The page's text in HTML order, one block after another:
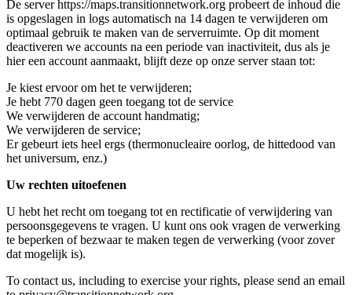
De server https://maps.transitionnetwork.org probeert de inhoud die
is opgeslagen in logs automatisch na 14 dagen te verwijderen om
optimaal gebruik te maken van de serverruimte. Op dit moment
deactiveren we accounts na een periode van inactiviteit, dus als je
hier een account aanmaakt, blijft deze op onze server staan tot:
Je kiest ervoor om het te verwijderen;
Je hebt 770 dagen geen toegang tot de service
We verwijderen de account handmatig;
We verwijderen de service;
Er gebeurt iets heel ergs (thermonucleaire oorlog, de hittedood van
het universum, enz.)
Uw rechten uitoefenen
U hebt het recht om toegang tot en rectificatie of verwijdering van
persoonsgegevens te vragen. U kunt ons ook vragen de verwerking
te beperken of bezwaar te maken tegen de verwerking (voor zover
dat mogelijk is).
To contact us, including to exercise your rights, please send an email